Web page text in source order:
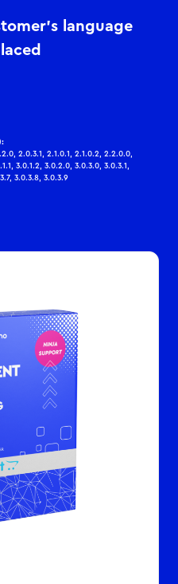
language
2.0.3.1, 2.1.0.1, 2.1.0.2, 2.2.0.0,
3.0.1.2, 3.0.2.0, 3.0.3.0, 3.0.3.1,
3.0.3.8, 3.0.3.9